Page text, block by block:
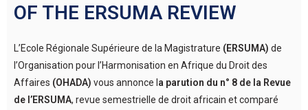
OF THE ERSUMA REVIEW
L’Ecole Régionale Supérieure de la Magistrature (ERSUMA) de
l’Organisation pour l’Harmonisation en Afrique du Droit des
Affaires (OHADA) vous annonce l a parution du n° 8 de la Revue
de l’ERSUMA, revue semestrielle de droit africain et comparé